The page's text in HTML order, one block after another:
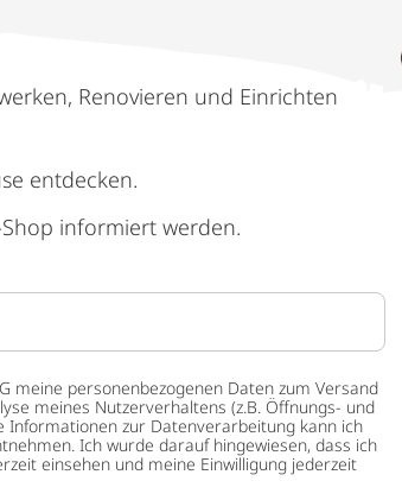
Renovieren und Einrichten
entdecken.
informiert werden.
meine personenbezogenen Daten zum Versand
meines Nutzerverhaltens (z.B. Öffnungs- und
Informationen zur Datenverarbeitung kann ich
Ich wurde darauf hingewiesen, dass ich
einsehen und meine Einwilligung jederzeit